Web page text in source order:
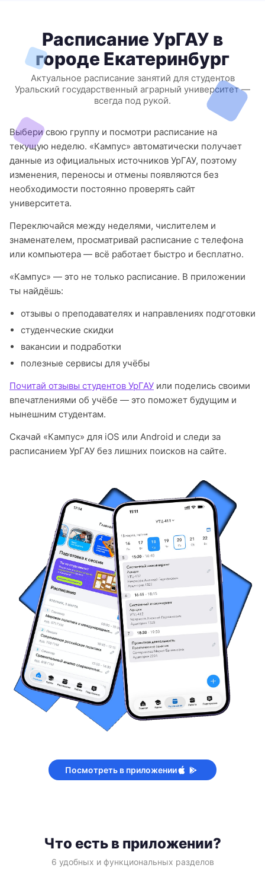
Расписание УрГАУ в
городе Екатеринбург
Актуальное расписание занятий для студентов
Уральский государственный аграрный университет —
всегда под рукой.
Выбери свою группу и посмотри расписание на
текущую неделю. «Кампус» автоматически получает
данные из официальных источников УрГАУ, поэтому
изменения, переносы и отмены появляются без
необходимости постоянно проверять сайт
университета.
Переключайся между неделями, числителем и
знаменателем, просматривай расписание с телефона
или компьютера — всё работает быстро и бесплатно.
«Кампус» — это не только расписание. В приложении
ты найдёшь:
отзывы о преподавателях и направлениях подготовки
студенческие скидки
вакансии и подработки
полезные сервисы для учёбы
Почитай отзывы студентов УрГАУ или поделись своими
впечатлениями об учёбе — это поможет будущим и
нынешним студентам.
Скачай «Кампус» для iOS или Android и следи за
расписанием УрГАУ без лишних поисков на сайте.
Посмотреть в приложении
Что есть в приложении?
6 удобных и функциональных разделов